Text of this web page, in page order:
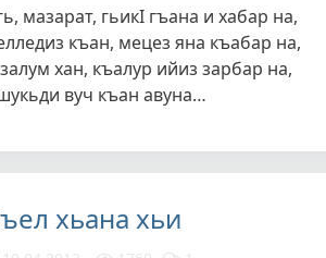
мазарат, гьикI гъана и хабар на,
къан, мецез яна къабар на,
хан, къалур ийиз зарбар на,
вуч къан авуна…
хьана хьи